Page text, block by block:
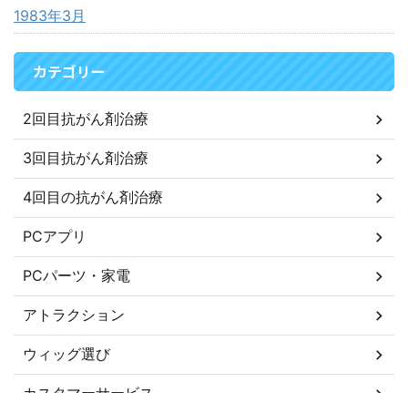
1983年3月
カテゴリー
2回目抗がん剤治療
3回目抗がん剤治療
4回目の抗がん剤治療
PCアプリ
PCパーツ・家電
アトラクション
ウィッグ選び